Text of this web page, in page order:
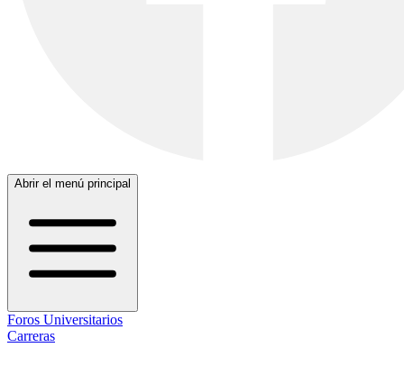
Abrir el menú principal
Foros Universitarios
Carreras